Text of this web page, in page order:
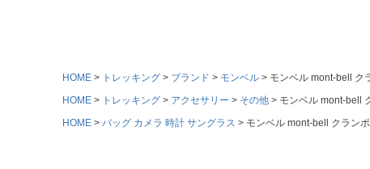
HOME トレッキング ブランド モンベル
モンベル mont-bell ク
HOME
トレッキング アクセサリー その他
モンベル mont-bell
HOME
バッグ カメラ 時計 サングラス モンベル mont-bell クラン